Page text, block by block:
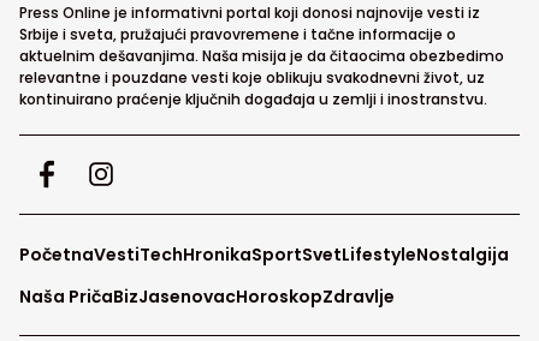
Press Online je informativni portal koji donosi najnovije vesti iz
Srbije i sveta, pružajući pravovremene i tačne informacije o
aktuelnim dešavanjima. Naša misija je da čitaocima obezbedimo
relevantne i pouzdane vesti koje oblikuju svakodnevni život, uz
kontinuirano praćenje ključnih događaja u zemlji i inostranstvu.
PočetnaVestiTechHronikaSportSvetLifestyleNostalgija
Naša PričaBizJasenovacHoroskopZdravlje